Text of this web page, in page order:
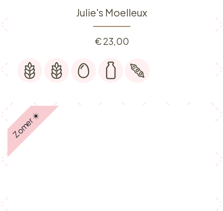
Julie's Moelleux
€23,00
Zomer ☀️